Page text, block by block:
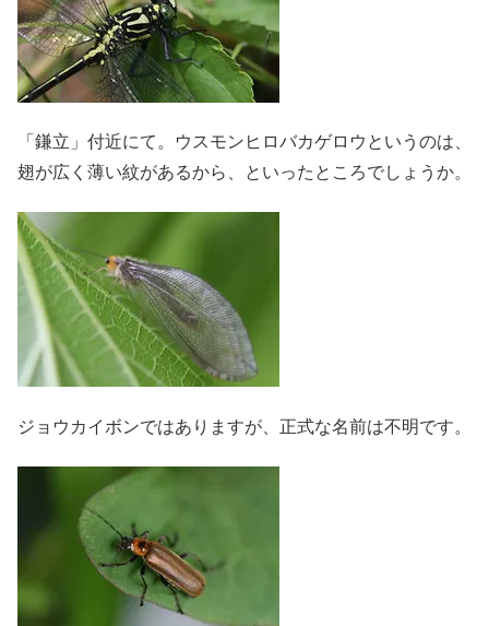
「鎌立」付近にて。ウスモンヒロバカゲロウというのは、
翅が広く薄い紋があるから、といったところでしょうか。
ジョウカイボンではありますが、正式な名前は不明です。